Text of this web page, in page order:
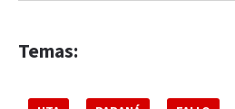
Temas: